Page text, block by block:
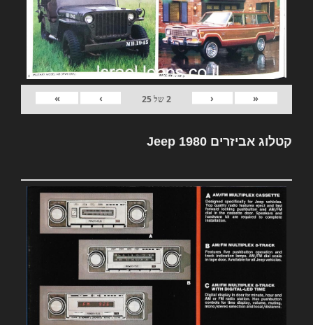
«
‹
2של25
›
»
קטלוג אביזרים Jeep 1980